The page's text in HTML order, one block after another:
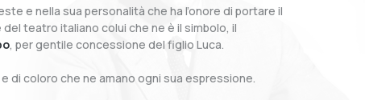
e nella sua personalità che ha l’onore di portare il
teatro italiano colui che ne è il simbolo, il
, per gentile concessione del figlio Luca.
di coloro che ne amano ogni sua espressione.